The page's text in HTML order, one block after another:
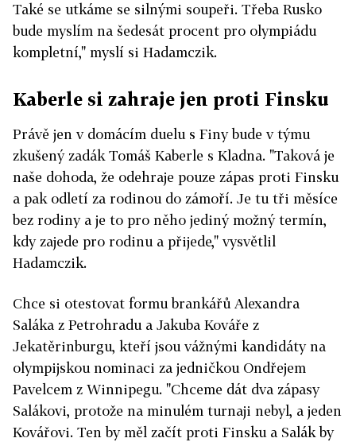
Také se utkáme se silnými soupeři. Třeba Rusko
bude myslím na šedesát procent pro olympiádu
kompletní," myslí si Hadamczik.
Kaberle si zahraje jen proti Finsku
Právě jen v domácím duelu s Finy bude v týmu
zkušený zadák Tomáš Kaberle s Kladna. "Taková je
naše dohoda, že odehraje pouze zápas proti Finsku
a pak odletí za rodinou do zámoří. Je tu tři měsíce
bez rodiny a je to pro něho jediný možný termín,
kdy zajede pro rodinu a přijede," vysvětlil
Hadamczik.
Chce si otestovat formu brankářů Alexandra
Saláka z Petrohradu a Jakuba Kováře z
Jekatěrinburgu, kteří jsou vážnými kandidáty na
olympijskou nominaci za jedničkou Ondřejem
Pavelcem z Winnipegu. "Chceme dát dva zápasy
Salákovi, protože na minulém turnaji nebyl, a jeden
Kovářovi. Ten by měl začít proti Finsku a Salák by